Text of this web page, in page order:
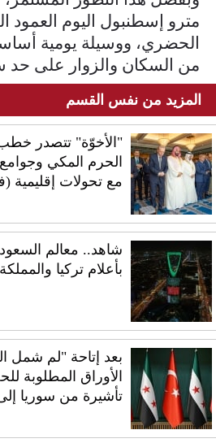
مترو إسطنبول اليوم العمود
الحضري، ووسيلة يومية
من السكان والزوار على حد
المزيد من نفس القسم
"الأخوّة" تتصدر
الحرم المكي وجوامع
مع تحولات إقليمية
شاهد.. معالم
بأعلام تركيا
بعد إتاحة "لم شمل
الأوراق المطلوبة
تأشيرة من سوريا